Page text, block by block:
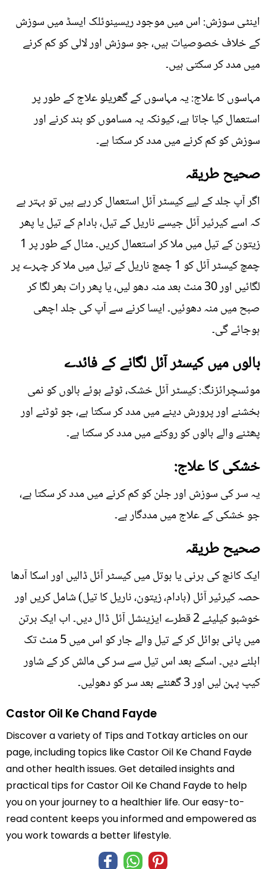
اینٹی سوزش: اس میں موجود ریسینوئلک ایسڈ میں سوزش
کے خلاف خصوصیات ہیں، جو سوزش اور لالی کو کم کرنے
میں مدد کر سکتی ہیں۔
مہاسوں کا علاج: یہ مہاسوں کے گھریلو علاج کے طور پر
استعمال کیا جاتا ہے، کیونکہ یہ مساموں کو بند کرنے اور
سوزش کو کم کرنے میں مدد کر سکتا ہے۔
صحیح طریقہ
اگر آپ جلد کے لیے کیسٹر آئل استعمال کر رہے ہیں تو بہتر ہے
کہ اسے کیرئیر آئل جیسے ناریل کے تیل، بادام کے تیل یا پھر
زیتون کے تیل میں ملا کر استعمال کریں۔ مثال کے طور پر 1
چمچ کیسٹر آئل کو 1 چمچ ناریل کے تیل میں ملا کر چہرے پر
لگائیں اور 30 منٹ بعد منہ دھو لیں، یا پھر رات بھر لگا کر
صبح میں منہ دھوئیں۔ ایسا کرنے سے آپ کی جلد اچھی
ہوجائے گی۔
بالوں میں کیسٹر آئل لگانے کے فائدے
موئسچرائزنگ: کیسٹر آئل خشک، ٹوٹے ہوئے بالوں کو نمی
بخشنے اور پرورش دینے میں مدد کر سکتا ہے، جو ٹوٹنے اور
پھٹنے والے بالوں کو روکنے میں مدد کر سکتا ہے۔
خشکی کا علاج:
یہ سر کی سوزش اور جلن کو کم کرنے میں مدد کر سکتا ہے،
جو خشکی کے علاج میں مددگار ہے۔
صحیح طریقہ
ایک کانچ کی برنی یا بوتل میں کیسٹر آئل ڈالیں اور اسکا آدھا
حصہ کیرئیر آئل (بادام، زیتون، ناریل کا تیل) شامل کریں اور
خوشبو کیلیئے 2 قطرے ایزینشل آئل ڈال دیں۔ اب ایک برتن
میں پانی بوائل کر کے تیل والے جار کو اس میں 5 منٹ تک
ابلنے دیں۔ اسکے بعد اس تیل سے سر کی مالش کر کے شاور
کیپ پہن لیں اور 3 گھنٹے بعد سر کو دھولیں۔
Castor Oil Ke Chand Fayde
Discover a variety of Tips and Totkay articles on our
page, including topics like Castor Oil Ke Chand Fayde
and other health issues. Get detailed insights and
practical tips for Castor Oil Ke Chand Fayde to help
you on your journey to a healthier life. Our easy-to-
read content keeps you informed and empowered as
you work towards a better lifestyle.